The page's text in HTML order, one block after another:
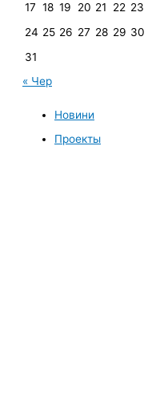
17 18 19 20 21 22 23
24 25 26 27 28 29 30
31
« Чер
Новини
Проекты